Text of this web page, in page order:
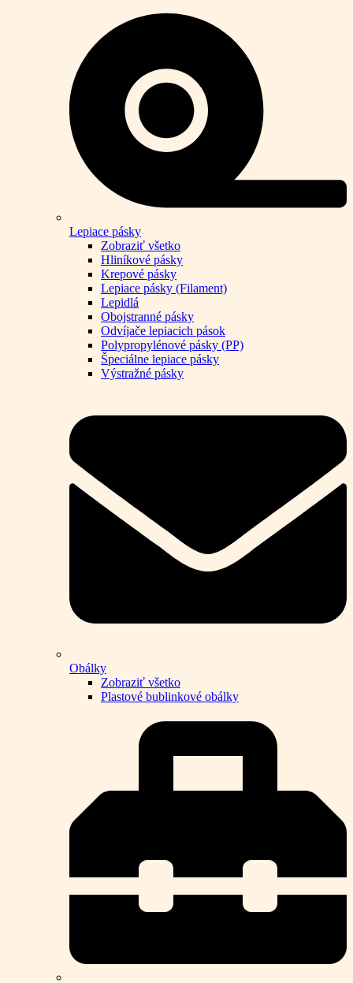
Lepiace pásky
Zobraziť všetko
Hliníkové pásky
Krepové pásky
Lepiace pásky (Filament)
Lepidlá
Obojstranné pásky
Odvíjače lepiacich pások
Polypropylénové pásky (PP)
Špeciálne lepiace pásky
Výstražné pásky
Obálky
Zobraziť všetko
Plastové bublinkové obálky